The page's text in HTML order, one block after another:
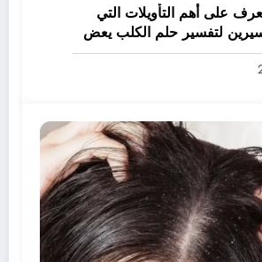
على أهم التأويلات التي
لتفسير حلم الكلب يعض